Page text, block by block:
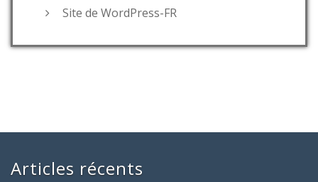
Site de WordPress-FR
Articles récents